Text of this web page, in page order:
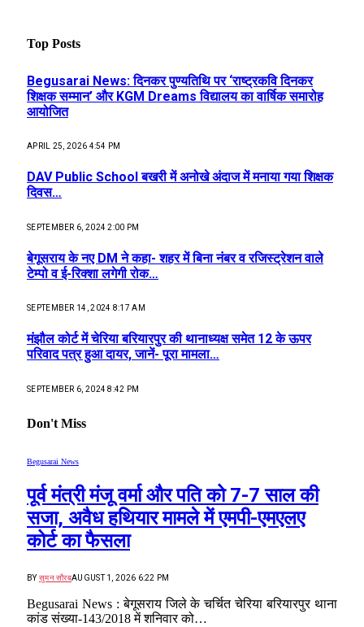
Top Posts
Begusarai News: दिनकर पुण्यतिथि पर ‘राष्ट्रकवि दिनकर
शिक्षक सम्मान’ और KGM Dreams विद्यालय का वार्षिक समारोह
आयोजित
APRIL 25, 2026 4:54 PM
DAV Public School बखरी में अनोखे अंदाज में मनाया गया शिक्षक
दिवस…
SEPTEMBER 6, 2024 2:00 PM
बेगूसराय के नए DM ने कहा- शहर में बिना नंबर व रजिस्ट्रेशन वाले
टेम्पो व ई-रिक्शा लगेगी रोक…
SEPTEMBER 14, 2024 8:17 AM
मंझौल कोर्ट में चेरिया बरियारपुर की थानाध्यक्ष समेत 12 के ऊपर
परिवाद पत्र हुआ दायर, जानें- पूरा मामला…
SEPTEMBER 6, 2024 8:42 PM
Don't Miss
Begusarai News
पूर्व मंत्री मंजू वर्मा और पति को 7-7 साल की
सजा, अवैध हथियार मामले में एमपी-एमएलए
कोर्ट का फैसला
BY सुमन सौरबAUGUST 1, 2026 6:22 PM
Begusarai News : बेगूसराय जिले के चर्चित चेरिया बरियारपुर थाना
कांड संख्या-143/2018 में शनिवार को…